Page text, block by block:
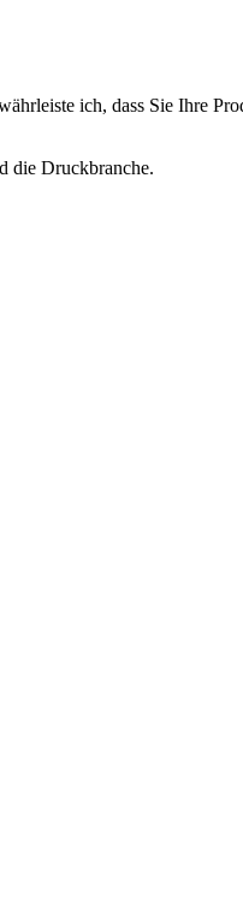
ich, dass Sie Ihre
die Druckbranche.